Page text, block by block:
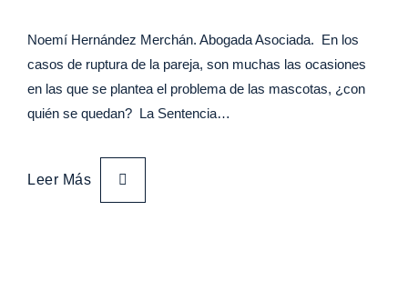
Noemí Hernández Merchán. Abogada Asociada. En los
casos de ruptura de la pareja, son muchas las ocasiones
en las que se plantea el problema de las mascotas, ¿con
quién se quedan? La Sentencia…
Leer Más